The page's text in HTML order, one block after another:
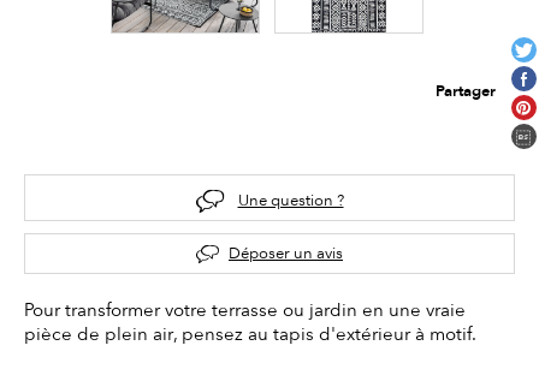
Partager
Une question ?
Déposer un avis
Pour transformer votre terrasse ou jardin en une vraie
pièce de plein air, pensez au tapis d'extérieur à motif.